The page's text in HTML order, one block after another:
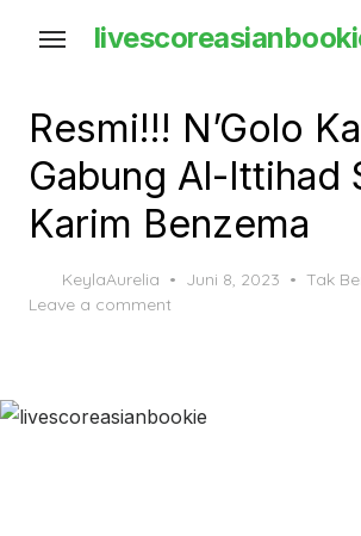
contentResmi!!! N’Golo
Gabung Al-Ittihad
Karim Benzema
KeylaAurelia
Posted
Juni 8, 2023
Tak
Leave a comment